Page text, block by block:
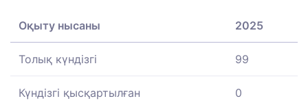
Оқыту нысаны 2025
Толық күндізгі 99
Күндізгі қысқартылған 0